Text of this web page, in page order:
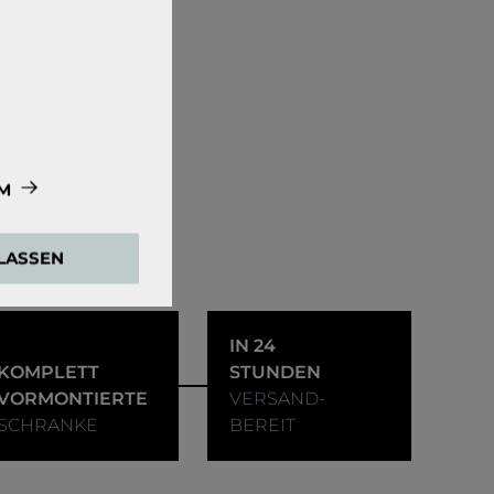
der
Google Tag
Medien
IN 24
STUNDEN
VERSAND-
BEREIT